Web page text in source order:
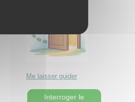
Me laisser guider
Interroger le